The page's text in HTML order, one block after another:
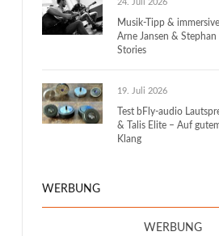
24. Juli 2026
Musik-Tipp &
Arne Jansen &
Stories
19. Juli 2026
Test bFly-audio
& Talis Elite – Auf
Klang
WERBUNG
WERBUNG